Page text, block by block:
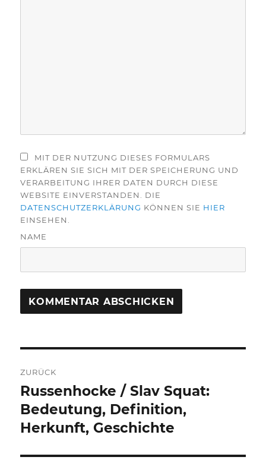
MIT DER NUTZUNG DIESES FORMULARS
ERKLÄREN SIE SICH MIT DER SPEICHERUNG UND
VERARBEITUNG IHRER DATEN DURCH DIESE
WEBSITE EINVERSTANDEN. DIE
DATENSCHUTZERKLÄRUNG KÖNNEN SIE HIER
EINSEHEN.
NAME
ZURÜCK
Vorheriger
Beitrag:
Russenhocke / Slav Squat:
Bedeutung, Definition,
Herkunft, Geschichte